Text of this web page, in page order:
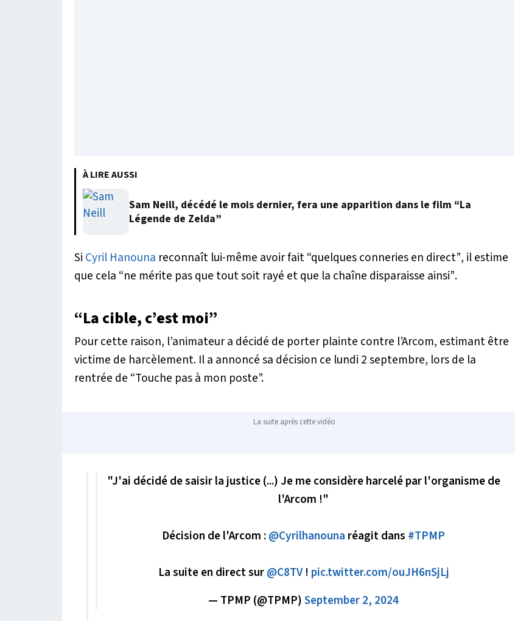
À LIRE AUSSI
Sam Neill, décédé le mois dernier, fera une apparition dans le film “La
Légende de Zelda”
Si Cyril Hanouna reconnaît lui-même avoir fait“quelques conneries en direct”, il estime
que cela “ne mérite pas que tout soit rayé et que la chaîne disparaisse ainsi”.
“La cible, c’est moi”
Pour cette raison, l’animateur a décidé de porter plainte contre l’Arcom, estimant être
victime de harcèlement. Il a annoncé sa décision ce lundi 2 septembre, lors de la
rentrée de “Touche pas à mon poste”.
La suite après cette vidéo
"J'ai décidé de saisir la justice (...) Je me considère harcelé par l'organisme de
l'Arcom !"
Décision de l'Arcom :@Cyrilhanouna réagit dans #TPMP
La suite en direct sur@C8TV! pic.twitter.com/ouJH6nSjLj
— TPMP (@TPMP)September 2, 2024